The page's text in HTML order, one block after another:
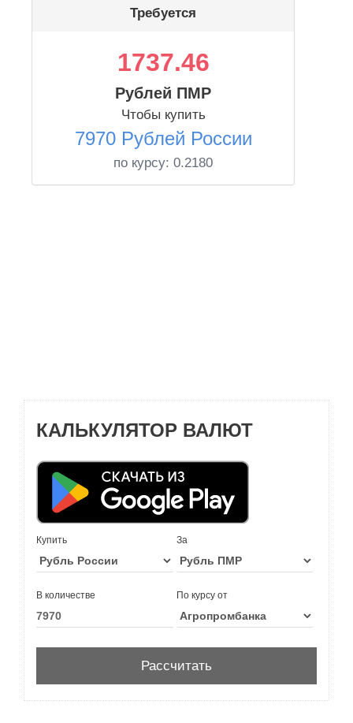
Требуется
1737.46
Рублей ПМР
Чтобы купить
7970 Рублей России
по курсу: 0.2180
КАЛЬКУЛЯТОР ВАЛЮТ
Купить За
В количестве По курсу от